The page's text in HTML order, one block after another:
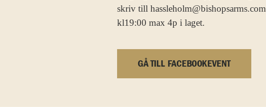
skriv till
kl19:00 max 4p i laget.
GÅ TILL FACEBOOKEVENT